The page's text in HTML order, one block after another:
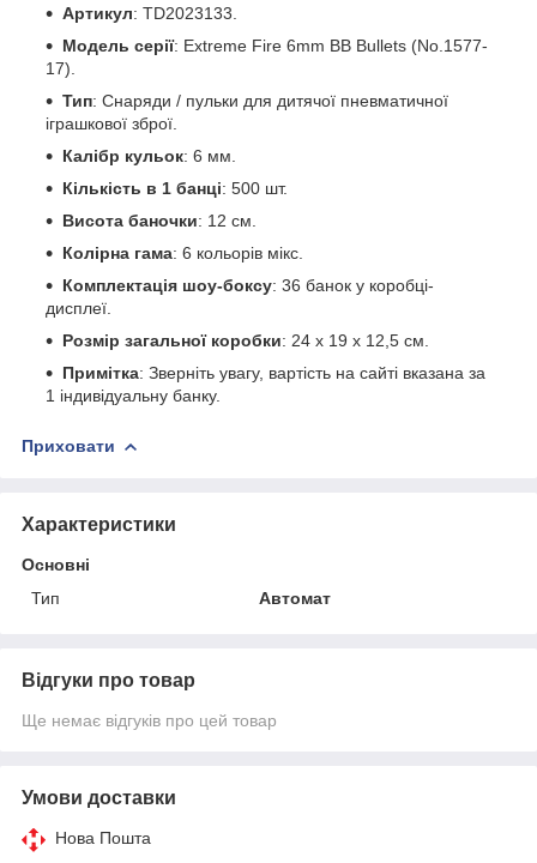
Артикул: TD2023133.
Модель серії: Extreme Fire 6mm BB Bullets (No.1577-
17).
Тип: Снаряди / пульки для дитячої пневматичної
іграшкової зброї.
Калібр кульок: 6 мм.
Кількість в 1 банці: 500 шт.
Висота баночки: 12 см.
Колірна гама: 6 кольорів мікс.
Комплектація шоу-боксу: 36 банок у коробці-
дисплеї.
Розмір загальної коробки: 24 х 19 х 12,5 см.
Примітка: Зверніть увагу, вартість на сайті вказана за
1 індивідуальну банку.
Приховати
Характеристики
Основні
Тип
Автомат
Відгуки про товар
Ще немає відгуків про цей товар
Умови доставки
Нова Пошта